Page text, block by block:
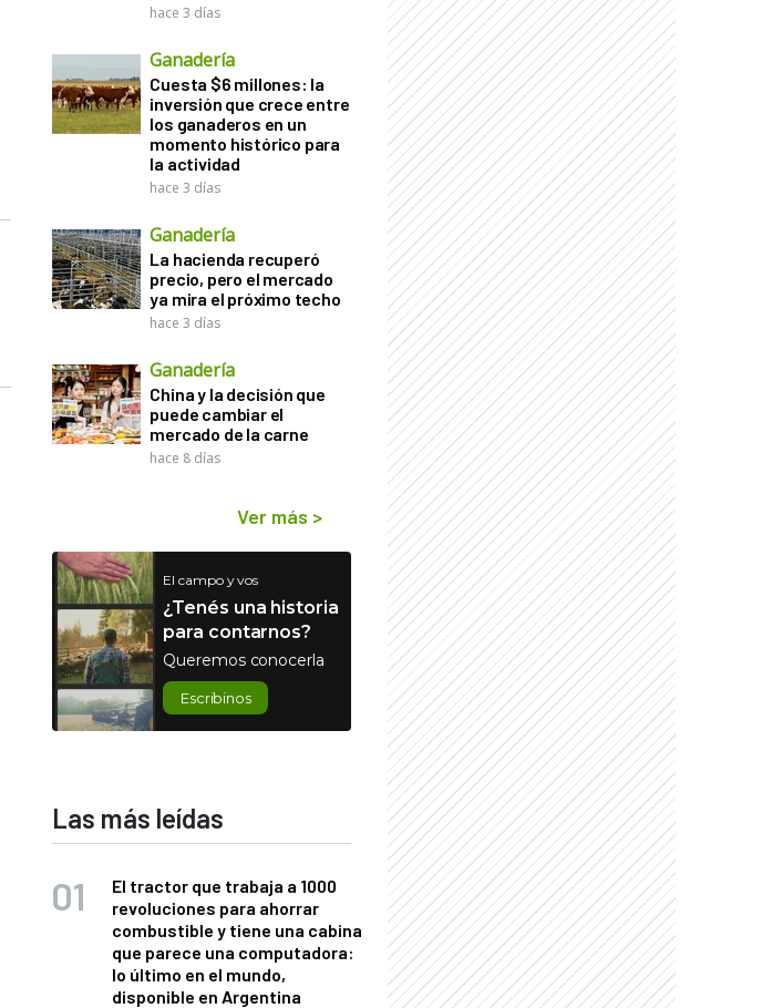
hace 3 días
Ganadería
Cuesta $6 millones: la
inversión que crece entre
los ganaderos en un
momento histórico para
la actividad
hace 3 días
Ganadería
La hacienda recuperó
precio, pero el mercado
ya mira el próximo techo
hace 3 días
Ganadería
China y la decisión que
puede cambiar el
mercado de la carne
hace 8 días
Ver más >
El campo y vos
¿Tenés una historia
para contarnos?
Queremos conocerla
Escribinos
Las más leídas
El tractor que trabaja a 1000
revoluciones para ahorrar
combustible y tiene una cabina
que parece una computadora:
lo último en el mundo,
disponible en Argentina